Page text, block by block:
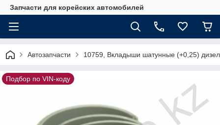
Запчасти для корейских автомобилей
Автозапчасти 10759, Вкладыши шатунные (+0,25)
Подбор по VIN-коду